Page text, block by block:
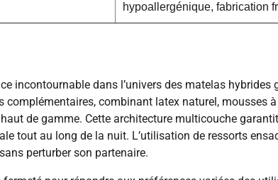
hypoallergénique, fabrication
incontournable dans l’univers des matelas
complémentaires, combinant latex naturel, mousses
de gamme. Cette architecture multicouche
tout au long de la nuit. L’utilisation de ressorts
perturber son partenaire.